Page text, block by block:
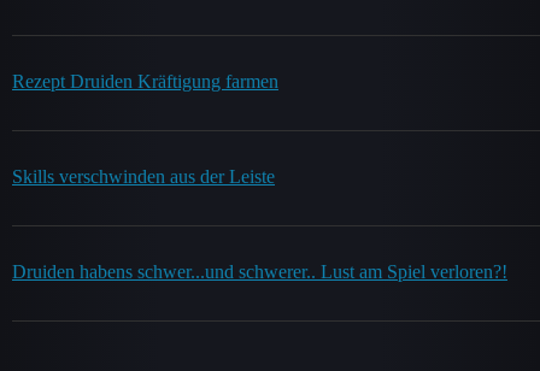
Rezept Druiden Kräftigung farmen
Skills verschwinden aus der Leiste
Druiden habens schwer...und schwerer.. Lust am Spiel verloren?!